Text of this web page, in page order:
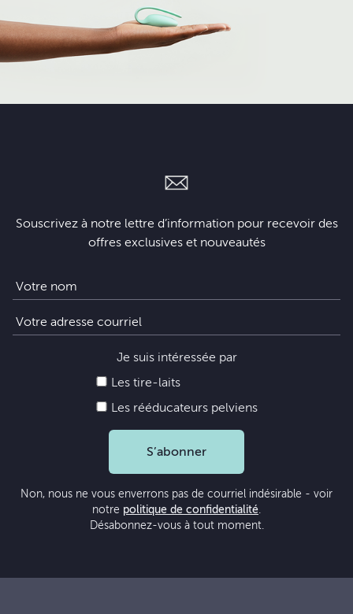
Souscrivez à notre lettre d’information pour recevoir des
offres exclusives et nouveautés
Je suis intéressée par
Les tire-laits
Les rééducateurs pelviens
S’abonner
Non, nous ne vous enverrons pas de courriel indésirable - voir
notre politique de confidentialité.
Désabonnez-vous à tout moment.